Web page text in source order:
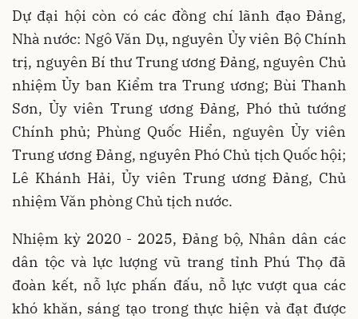
Dự đại hội còn có các đồng chí lãnh đạo Đảng,
Nhà nước: Ngô Văn Dụ, nguyên Ủy viên Bộ Chính
trị, nguyên Bí thư Trung ương Đảng, nguyên Chủ
nhiệm Ủy ban Kiểm tra Trung ương; Bùi Thanh
Sơn, Ủy viên Trung ương Đảng, Phó thủ tướng
Chính phủ; Phùng Quốc Hiển, nguyên Ủy viên
Trung ương Đảng, nguyên Phó Chủ tịch Quốc hội;
Lê Khánh Hải, Ủy viên Trung ương Đảng, Chủ
nhiệm Văn phòng Chủ tịch nước.
Nhiệm kỳ 2020 - 2025, Đảng bộ, Nhân dân các
dân tộc và lực lượng vũ trang tỉnh Phú Thọ đã
đoàn kết, nỗ lực phấn đấu, nỗ lực vượt qua các
khó khăn, sáng tạo trong thực hiện và đạt được